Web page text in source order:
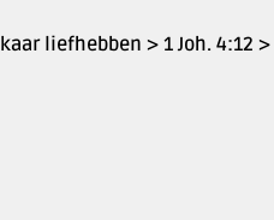
liefhebben > 1 Joh. 4:12